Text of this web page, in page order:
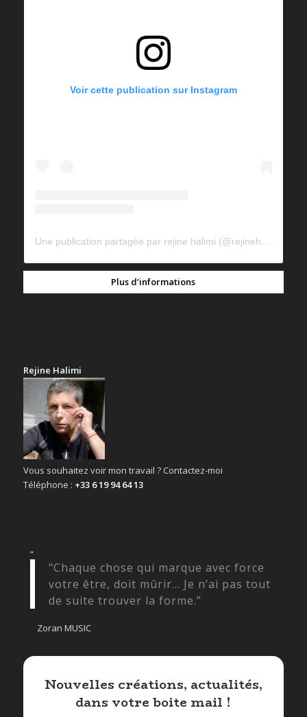
Voir cette publication sur Instagram
Plus d’informations
Rejine Halimi
Vous souhaitez voir mon travail ? Contactez-moi
Téléphone : +33 6 19 94 64 13
“
"Chaque chose qui marque avec force
votre être, doit mûrir… Je n’ai pas tout
de suite trouver la forme.”
Zoran MUSIC
Nouvelles créations, actualités,
dans votre boite mail !